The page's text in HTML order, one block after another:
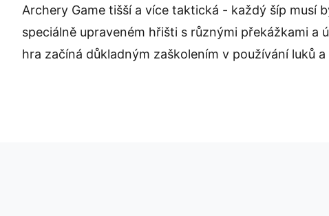
Archery Game tišší a více taktická - každý šíp musí
speciálně upraveném hřišti s různými překážkami
hra začíná důkladným zaškolením v používání luků